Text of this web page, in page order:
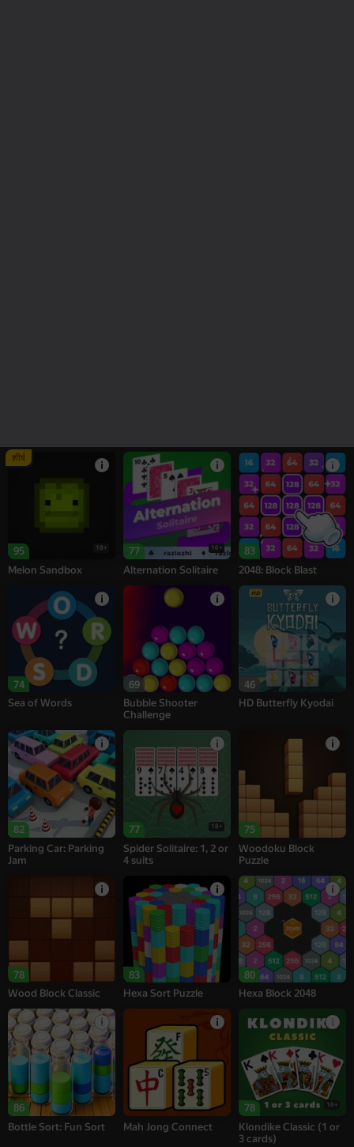
95 18+
शीर्ष
Melon Sandbox
77 16+
Alternation Solitaire
83
2048: Block Blast
74
Sea of Words
69
Bubble Shooter
Challenge
46
HD Butterfly Kyodai
82
Parking Car: Parking
Jam
77 18+
Spider Solitaire: 1, 2 or
4 suits
75
Woodoku Block
Puzzle
78
Wood Block Classic
83
Hexa Sort Puzzle
80
Hexa Block 2048
86
Bottle Sort: Fun Sort
Mah Jong Connect
78 16+
Klondike Classic (1 or
3 cards)